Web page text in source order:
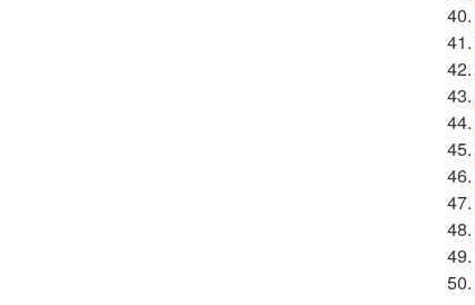
40.
41.
42.
43.
44.
45.
46.
47.
48.
49.
50.